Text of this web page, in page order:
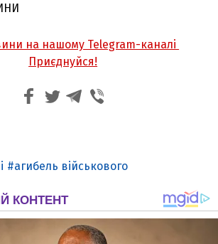
на нашому Telegram-каналі
Приєднуйся!
агибель військового